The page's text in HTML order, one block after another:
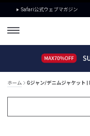
Safari公式ウェブマガジン
ホーム Gジャン/デニムジャケット |